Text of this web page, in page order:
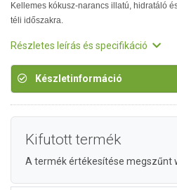
Kellemes kókusz-narancs illatú, hidratáló
téli időszakra.
Részletes leírás és specifikáció
Készletinformáció
Kifutott termék
A termék értékesítése megszűnt